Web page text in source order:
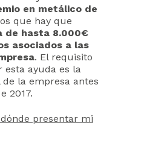
en metálico de
que hay que
de hasta 8.000€
asociados a las
. El requisito
esta ayuda es la
la empresa antes
2017.
presentar mi